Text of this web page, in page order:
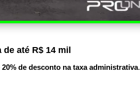
até R$ 14 mil
20% de desconto na taxa administrativa.